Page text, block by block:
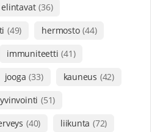
elintavat (36)
(49) hermosto (44)
immuniteetti (41)
jooga (33) kauneus (42)
(51)
(40) liikunta (72)